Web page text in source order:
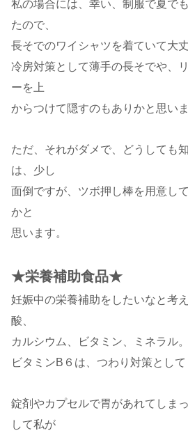
私の場合には、幸い、制服で夏で
たので、
長そでのワイシャツを着ていて大丈
冷房対策として薄手の長そでや、
ーを上
からつけて隠すのもありかと思いま
ただ、それがダメで、どうしても
は、少し
面倒ですが、ツボ押し棒を用意し
かと
思います。
★栄養補助食品★
妊娠中の栄養補助をしたいなと考
酸、
カルシウム、ビタミン、ミネラル。
ビタミンB６は、つわり対策として
錠剤やカプセルで胃があれてしま
して私が